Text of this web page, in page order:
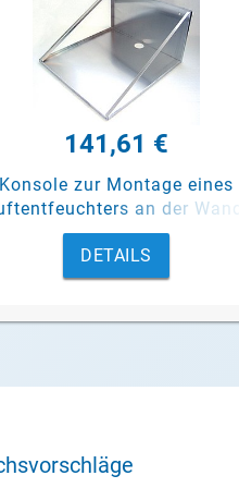
141,61 €
Konsole zur Montage eines
an der Wand.
DETAILS